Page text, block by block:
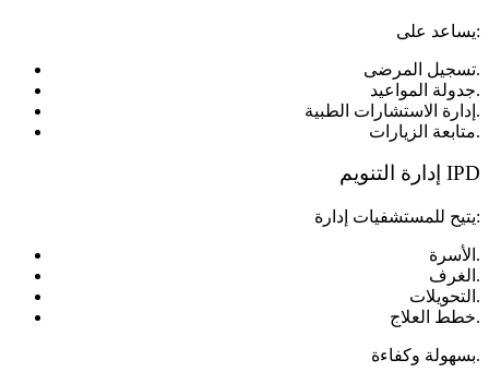
يساعد على:
تسجيل المرضى.
جدولة المواعيد.
إدارة الاستشارات الطبية.
متابعة الزيارات.
إدارة التنويم IPD
يتيح للمستشفيات إدارة:
الأسرة.
الغرف.
التحويلات.
خطط العلاج.
بسهولة وكفاءة.